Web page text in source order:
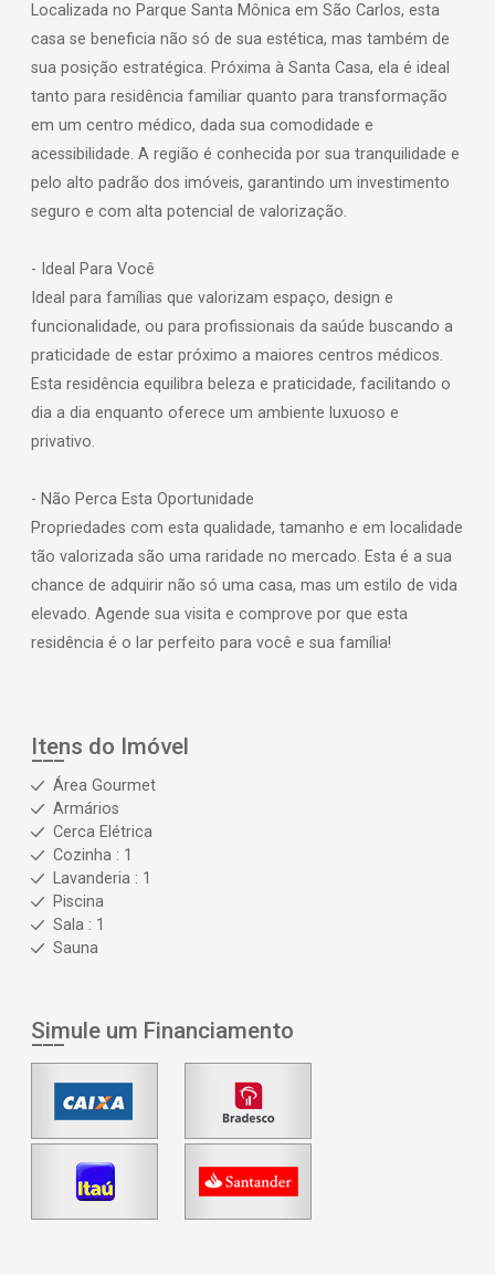
Localizada no Parque Santa Mônica em São Carlos, esta
casa se beneficia não só de sua estética, mas também de
sua posição estratégica. Próxima à Santa Casa, ela é ideal
tanto para residência familiar quanto para transformação
em um centro médico, dada sua comodidade e
acessibilidade. A região é conhecida por sua tranquilidade e
pelo alto padrão dos imóveis, garantindo um investimento
seguro e com alta potencial de valorização.
- Ideal Para Você
Ideal para famílias que valorizam espaço, design e
funcionalidade, ou para profissionais da saúde buscando a
praticidade de estar próximo a maiores centros médicos.
Esta residência equilibra beleza e praticidade, facilitando o
dia a dia enquanto oferece um ambiente luxuoso e
privativo.
- Não Perca Esta Oportunidade
Propriedades com esta qualidade, tamanho e em localidade
tão valorizada são uma raridade no mercado. Esta é a sua
chance de adquirir não só uma casa, mas um estilo de vida
elevado. Agende sua visita e comprove por que esta
residência é o lar perfeito para você e sua família!
Itens do Imóvel
Área Gourmet
Armários
Cerca Elétrica
Cozinha : 1
Lavanderia : 1
Piscina
Sala : 1
Sauna
Simule um Financiamento